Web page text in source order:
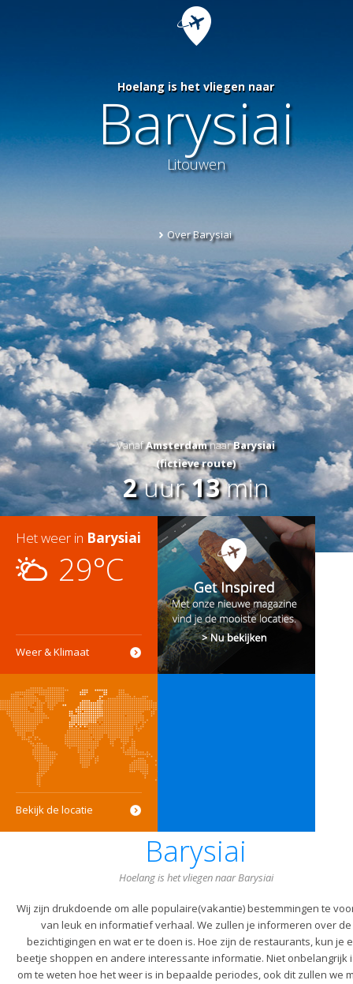
Hoelang is het vliegen naar
Barysiai
Litouwen
Over Barysiai
VanafAmsterdamnaarBarysiai
(fictieve route)
2uur13min
Het weer in Barysiai
29°C
Weer & Klimaat
Bekijk de locatie
Barysiai
Hoelang is het vliegen naar Barysiai
Wij zijn drukdoende om alle populaire(vakantie) bestemmingen te
van leuk en informatief verhaal. We zullen je informeren over de
bezichtigingen en wat er te doen is. Hoe zijn de restaurants, kun je
beetje shoppen en andere interessante informatie. Niet onbelangrijk
om te weten hoe het weer is in bepaalde periodes, ook dit zullen we